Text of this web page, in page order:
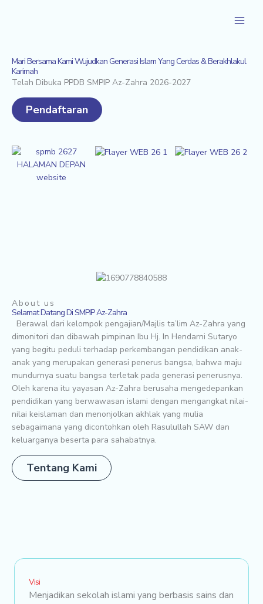
Mari Bersama Kami Wujudkan Generasi Islam Yang Cerdas & Berakhlakul
Karimah
Telah Dibuka PPDB SMPIP Az-Zahra 2026-2027
Pendaftaran
About us
Selamat Datang Di SMPIP Az-Zahra
Berawal dari kelompok pengajian/Majlis ta’lim Az-Zahra yang
dimonitori dan dibawah pimpinan Ibu Hj. In Hendarni Sutaryo
yang begitu peduli terhadap perkembangan pendidikan anak-
anak yang merupakan generasi penerus bangsa, bahwa maju
mundurnya suatu bangsa terletak pada generasi penerusnya.
Oleh karena itu yayasan Az-Zahra berusaha mengedepankan
pendidikan yang berwawasan islami dengan mengangkat nilai-
nilai keislaman dan menonjolkan akhlak yang mulia
sebagaimana yang dicontohkan oleh Rasulullah SAW dan
keluarganya beserta para sahabatnya.
Tentang Kami
Visi
Menjadikan sekolah islami yang berbasis sains dan